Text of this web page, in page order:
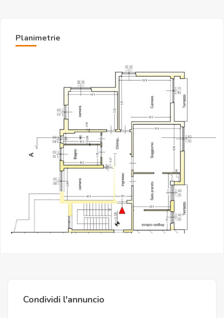
Planimetrie
Condividi l'annuncio